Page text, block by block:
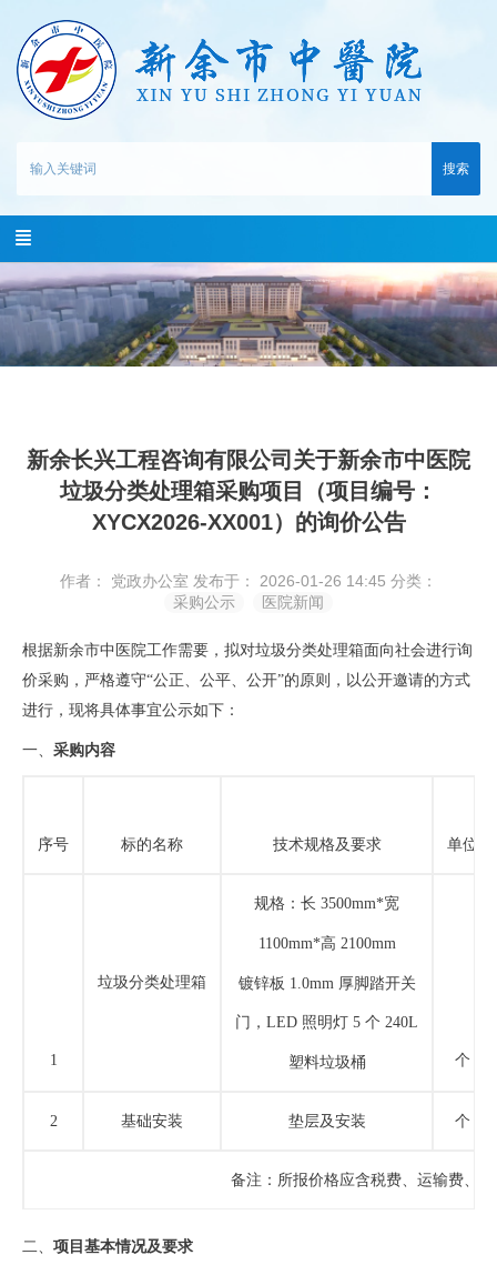
搜索
新余长兴工程咨询有限公司关于新余市中医院
垃圾分类处理箱采购项目（项目编号：
XYCX2026-XX001）的询价公告
作者： 党政办公室 发布于： 2026-01-26 14:45 分类：
采购公示
医院新闻
根据新余市中医院工作需要，拟对垃圾分类处理箱面向社会进行询
价采购 ，严格遵守“公正、公平、公开”的原则，以公开邀请的方式
进行， 现将具体事宜公示如下：
一、 采购内容
序号 标的名称 技术规格及要求 单位
1
垃圾分类处理箱
规格：长 3500mm*宽
1100mm*高 2100mm
镀锌板 1.0mm 厚脚踏开关
门， LED 照明灯 5 个 240L
塑料垃圾桶 个
2 基础安装 垫层及安装 个
备注：所报价格应含税费、运输费、
二、 项目基本情况及要求